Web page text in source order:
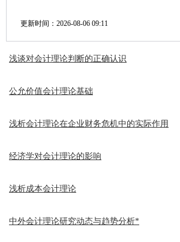
更新时间： 2026-08-06 09:11
浅谈对会计理论判断的正确认识
公允价值会计理论基础
浅析会计理论在企业财务危机中的实际作用
经济学对会计理论的影响
浅析成本会计理论
中外会计理论研究动态与趋势分析*